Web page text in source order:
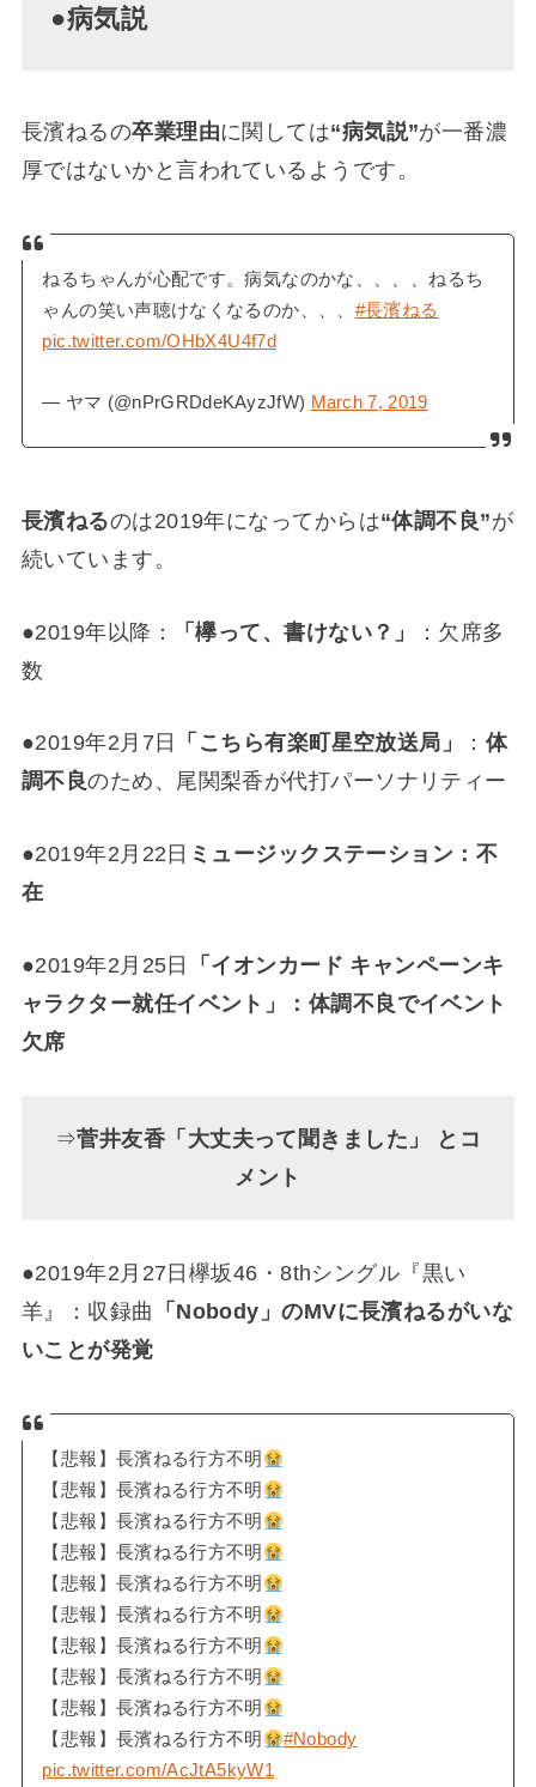
●病気説
長濱ねるの卒業理由に関しては“病気説”が一番濃
厚ではないかと言われているようです。
ねるちゃんが心配です。病気なのかな、、、、ねるち
ゃんの笑い声聴けなくなるのか、、、 #長濱ねる
pic.twitter.com/OHbX4U4f7d
— ヤマ (@nPrGRDdeKAyzJfW) March 7, 2019
長濱ねるのは2019年になってからは“体調不良”が
続いています。
●2019年以降： 「欅って、書けない？」
：欠席多
数
●2019年2月7日 「こちら有楽町星空放送局」 ： 体
調不良のため、尾関梨香が代打パーソナリティー
●2019年2月22日 ミュージックステーション：不
在
●2019年2月25日
「イオンカード キャンペーンキ
ャラクター就任イベント」：体調不良でイベント
欠席
⇒菅井友香「大丈夫って聞きました」 とコ
メント
●2019年2月27日欅坂46・8thシングル『黒い
羊』：収録曲
「Nobody」のMVに長濱ねるがいな
いことが発覚
【悲報】長濱ねる行方不明
【悲報】長濱ねる行方不明
【悲報】長濱ねる行方不明
【悲報】長濱ねる行方不明
【悲報】長濱ねる行方不明
【悲報】長濱ねる行方不明
【悲報】長濱ねる行方不明
【悲報】長濱ねる行方不明
【悲報】長濱ねる行方不明
【悲報】長濱ねる行方不明
#Nobody
pic.twitter.com/AcJtA5kyW1